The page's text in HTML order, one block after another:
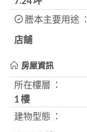
謄本主要用途 ：
店舖
房屋資訊
所在樓層 ：
1 樓
建物型態 ：